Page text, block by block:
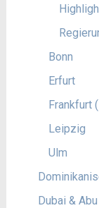
Bonn
Erfurt
Frankfurt
Leipzig
Ulm
Dubai &